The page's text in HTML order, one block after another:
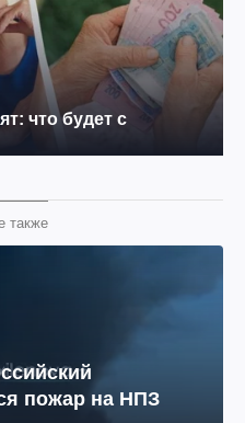
также
пожар на НПЗ